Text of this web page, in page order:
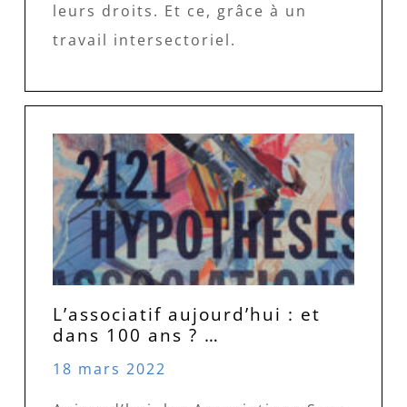
leurs droits. Et ce, grâce à un
travail intersectoriel.
L’associatif aujourd’hui : et
dans 100 ans ? …
18 mars 2022